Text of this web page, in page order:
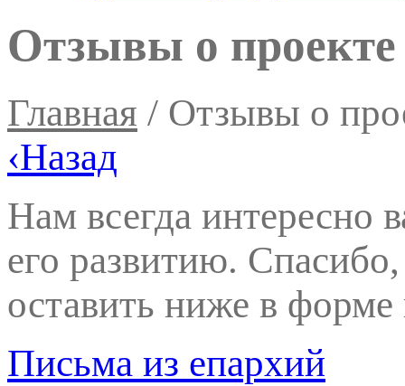
Отзывы о
Главная / Отзывы о
‹Назад
Нам всегда интересно
его развитию.
оставить ниже в
Письма из епархий